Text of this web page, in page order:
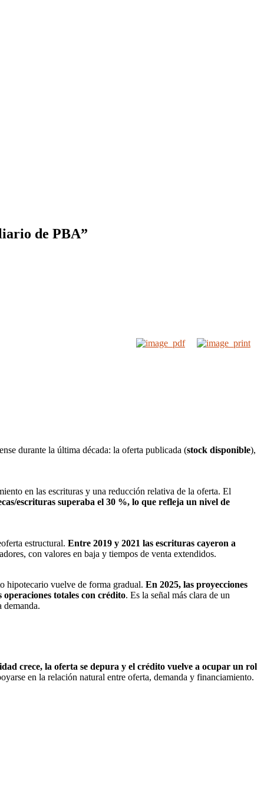
de PBA”
durante la última década: la oferta publicada (stock disponible),
en las escrituras y una reducción relativa de la oferta. El
escrituras superaba el 30 %, lo que refleja un nivel de
estructural. Entre 2019 y 2021 las escrituras cayeron a
con valores en baja y tiempos de venta extendidos.
hipotecario vuelve de forma gradual. En 2025, las proyecciones
totales con crédito. Es la señal más clara de un
demanda.
crece, la oferta se depura y el crédito vuelve a ocupar un rol
en la relación natural entre oferta, demanda y financiamiento.